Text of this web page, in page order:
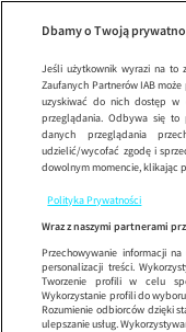
Wypróbuj
Korzystaj z
Dbamy o Twoją
Jeśli użytkownik wyrazi na to
Zaufanych Partnerów IAB
uzyskiwać do nich dostęp w
przeglądania. Odbywa się to
danych przeglądania
udzielić/wycofać zgodę i
dowolnym momencie, klikając
Polityka Prywatności
Wraz z naszymi partnerami
Przechowywanie informacji
personalizacji treści.
Tworzenie profili w celu
Wykorzystanie profili do
Rozumienie odbiorców dzięki
ulepszanie usług.